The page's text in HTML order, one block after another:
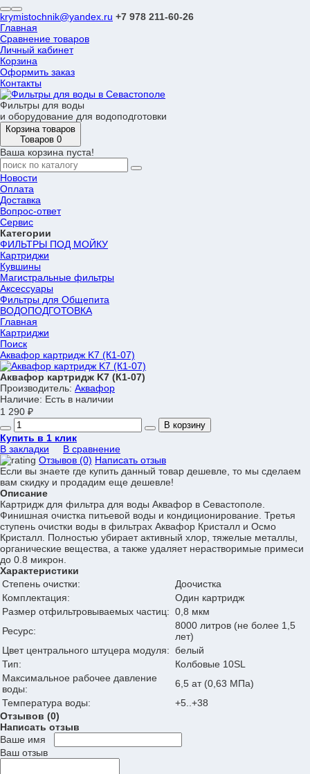
krymistochnik@yandex.ru +7 978 211-60-26
Главная
Сравнение товаров
Личный кабинет
Корзина
Оформить заказ
Контакты
Фильтры для воды
и оборудование для водоподготовки
Корзина товаров
Товаров 0
Ваша корзина пуста!
Новости
Оплата
Доставка
Вопрос-ответ
Сервис
Категории
ФИЛЬТРЫ ПОД МОЙКУ
Картриджи
Кувшины
Магистральные фильтры
Аксессуары
Фильтры для Общепита
ВОДОПОДГОТОВКА
Главная
Картриджи
Поиск
Аквафор картридж K7 (К1-07)
Аквафор картридж K7 (К1-07)
Производитель: Аквафор
Наличие: Есть в наличии
1 290 ₽
В корзину
Купить в 1 клик
В закладки
В сравнение
Отзывов (0) Написать отзыв
Если вы знаете где купить данный товар дешевле, то мы сделаем
вам скидку и продадим еще дешевле!
Описание
Картридж для фильтра для воды Аквафор в Севастополе.
Финишная очистка питьевой воды и кондиционирование. Третья
ступень очистки воды в фильтрах Аквафор Кристалл и Осмо
Кристалл. Полностью убирает активный хлор, тяжелые металлы,
органические вещества, а также удаляет нерастворимые примеси
до 0.8 микрон.
Характеристики
Степень очистки:
Доочистка
Комплектация:
Один картридж
Размер отфильтровываемых частиц: 0,8 мкм
Ресурс:
8000 литров (не более 1,5
лет)
Цвет центрального штуцера модуля: белый
Тип:
Колбовые 10SL
Максимальное рабочее давление
воды:
6,5 ат (0,63 МПа)
Температура воды:
+5..+38
Отзывов (0)
Написать отзыв
Ваше имя
Ваш отзыв